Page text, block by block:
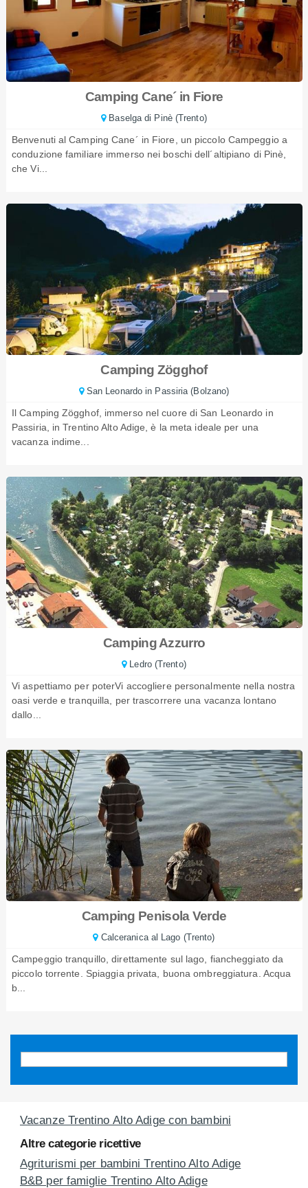
Camping Cane´ in Fiore
Baselga di Pinè (Trento)
Benvenuti al Camping Cane´ in Fiore, un piccolo Campeggio a
conduzione familiare immerso nei boschi dell´altipiano di Pinè,
che Vi...
Camping Zögghof
San Leonardo in Passiria (Bolzano)
Il Camping Zögghof, immerso nel cuore di San Leonardo in
Passiria, in Trentino Alto Adige, è la meta ideale per una
vacanza indime...
Camping Azzurro
Ledro (Trento)
Vi aspettiamo per poterVi accogliere personalmente nella nostra
oasi verde e tranquilla, per trascorrere una vacanza lontano
dallo...
Camping Penisola Verde
Calceranica al Lago (Trento)
Campeggio tranquillo, direttamente sul lago, fiancheggiato da
piccolo torrente. Spiaggia privata, buona ombreggiatura. Acqua
b...
Vacanze Trentino Alto Adige con bambini
Altre categorie ricettive
Agriturismi per bambini Trentino Alto Adige
B&B per famiglie Trentino Alto Adige